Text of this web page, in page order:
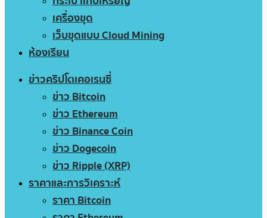
เครื่องขุด
เว็บขุดแบบ Cloud Mining
ห้องเรียน
ข่าวคริปโตเคอเรนซี่
ข่าว Bitcoin
ข่าว Ethereum
ข่าว Binance Coin
ข่าว Dogecoin
ข่าว Ripple (XRP)
ราคาและการวิเคราะห์
ราคา Bitcoin